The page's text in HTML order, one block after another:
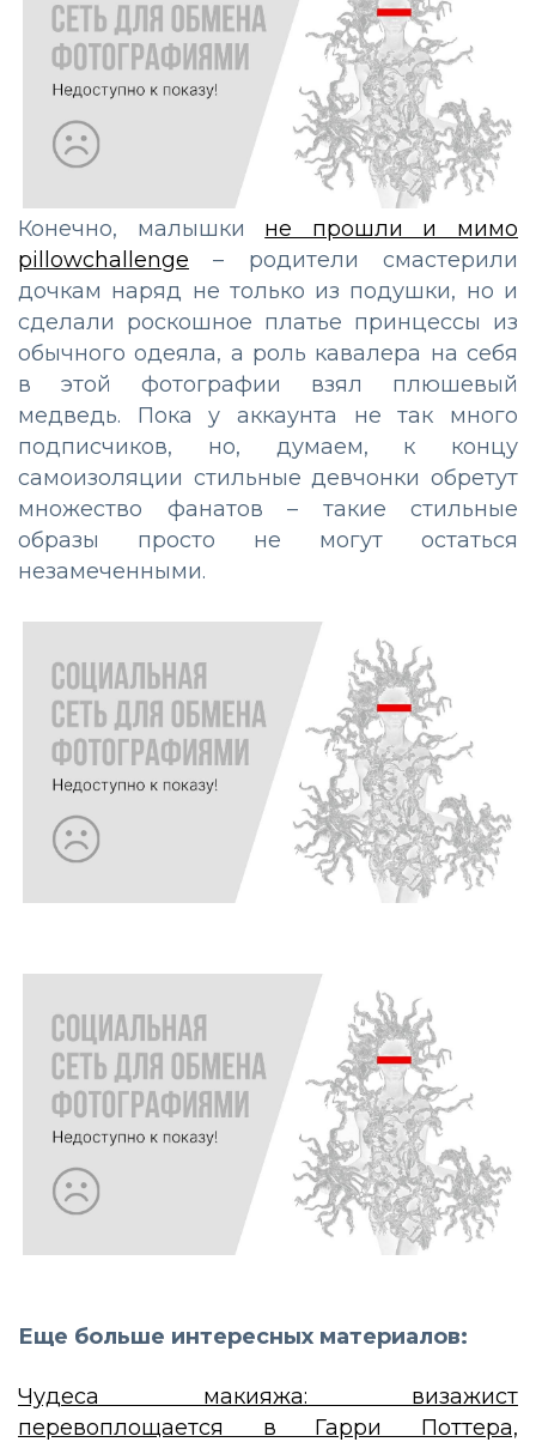
Конечно, малышки не прошли и мимо
pillowchallenge – родители смастерили
дочкам наряд не только из подушки, но и
сделали роскошное платье принцессы из
обычного одеяла, а роль кавалера на себя
в этой фотографии взял плюшевый
медведь. Пока у аккаунта не так много
подписчиков, но, думаем, к концу
самоизоляции стильные девчонки обретут
множество фанатов – такие стильные
образы просто не могут остаться
незамеченными.
Еще больше интересных материалов:
Чудеса макияжа: визажист
перевоплощается в Гарри Поттера,